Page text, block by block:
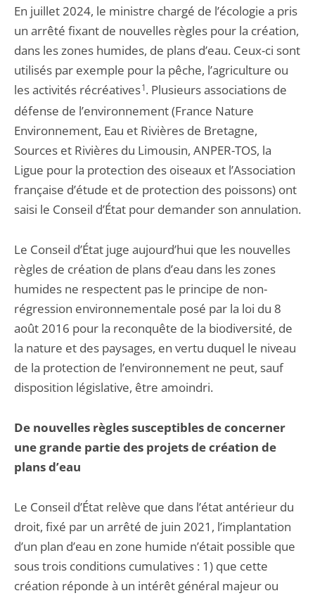
En juillet 2024, le ministre chargé de l’écologie a pris
un arrêté fixant de nouvelles règles pour la création,
dans les zones humides, de plans d’eau. Ceux-ci sont
utilisés par exemple pour la pêche, l’agriculture ou
les activités récréatives1. Plusieurs associations de
défense de l’environnement (France Nature
Environnement, Eau et Rivières de Bretagne,
Sources et Rivières du Limousin, ANPER-TOS, la
Ligue pour la protection des oiseaux et l’Association
française d’étude et de protection des poissons) ont
saisi le Conseil d’État pour demander son annulation.
Le Conseil d’État juge aujourd’hui que les nouvelles
règles de création de plans d’eau dans les zones
humides ne respectent pas le principe de non-
régression environnementale posé par la loi du 8
août 2016 pour la reconquête de la biodiversité, de
la nature et des paysages, en vertu duquel le niveau
de la protection de l’environnement ne peut, sauf
disposition législative, être amoindri.
De nouvelles règles susceptibles de concerner
une grande partie des projets de création de
plans d’eau
Le Conseil d’État relève que dans l’état antérieur du
droit, fixé par un arrêté de juin 2021, l’implantation
d’un plan d’eau en zone humide n’était possible que
sous trois conditions cumulatives : 1) que cette
création réponde à un intérêt général majeur ou